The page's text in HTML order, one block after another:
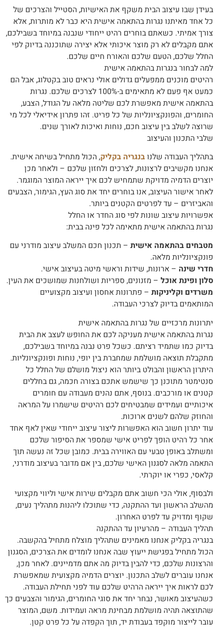
בעידן שבו עיצוב הבית משקף את האישיות, הסטייל והצרכים של
כל אחד מאיתנו נגרות בהתאמה אישית היא כבר לא מותרות, אלא
צורך אמיתי. כשאתם בוחרים רהיט ייחודי שנבנה במיוחד בשבילכם,
אתם מקבלים לא רק מוצר איכותי אלא יצירה שתוכננה בדיוק לפי
החלל שלכם, הטעם שלכם והאורח חיים שלכם.
למה לבחור בנגרות בהתאמה אישית
רהיטים מוכנים ממפעלים גדולים אולי נראים טוב בקטלוג, אבל הם
כמעט אף פעם לא מתאימים ב-100% לצרכים שלכם. נגרות
בהתאמה אישית מאפשרת לכם שליטה מלאה על הגודל, הצבע,
החומרים, והפונקציונליות של כל פריט. זהו פתרון אידיאלי לכל מי
שרוצה לשלב בין עיצוב חכם, נוחות ואיכות לאורך שנים.
שלבי התכנון והעיצוב
בתהליך העבודה שלנובנגריה בקליק, הכול מתחיל בשיחה אישית.
אנחנו מקשיבים לרצונות, לצרכים ולחזון שלכם – ולאחר מכן
יוצרים הדמיה מדויקת שתמחיש לכם איך ייראה המוצר המוגמר.
לאחר אישור העיצוב, אנו בוחרים יחד את סוג העץ, הגימור, הצבעים
והאביזרים – עד לפרטים הקטנים ביותר.
אפשרויות עיצוב שונות לפי סוג החדר או החלל
נגרות בהתאמה אישית מתאימה לכל פינה בבית:
מטבחים בהתאמה אישית – תכנון חכם המשלב עיצוב מודרני עם
פונקציונליות מלאה.
חדרי שינה – ארונות, שידות וראשי מיטה בעיצוב אישי.
סלון ופינת אוכל – מזנונים, ספריות ושולחנות שמושכים את העין.
משרדים וקליניקות – פתרונות אחסון ועיצוב מקצועיים
המותאמים בדיוק לצרכי העבודה.
יתרונות מרכזיים של נגרות בהתאמה אישית
נגרות בהתאמה אישית מעניקה לכם את החופש לעצב את הבית
בדיוק כמו שתמיד רציתם. כשכל פרט נבנה במיוחד בשבילכם,
מתקבלת תוצאה מושלמת שמחברת בין יופי, נוחות ופונקציונליות.
היתרון הראשון והבולט ביותר הוא ניצול מושלם של החלל כל
סנטימטר מתוכנן כך שישמש אתכם בצורה חכמה, גם בחללים
קטנים או מורכבים. בנוסף, אתם נהנים מעבודה עם חומרים
איכותיים ועמידים שמבטיחים לכם רהיטים שישמרו על המראה
והחוזק שלהם לשנים ארוכות.
עוד יתרון חשוב הוא האפשרות ליצור עיצוב ייחודי שאין לאף אחד
אחר כל רהיט הופך לפריט אישי שמספר את הסיפור שלכם
ומשתלב באופן טבעי עם האווירה בבית. כמובן שכל זה נעשה תוך
התאמה מלאה לסגנון האישי שלכם, בין אם מדובר בעיצוב מודרני,
קלאסי, כפרי או יוקרתי.
ולבסוף, אולי הכי חשוב אתם מקבלים שירות אישי וליווי מקצועי
מהשלב הראשון ועד ההתקנה, כדי שתוכלו ליהנות מתהליך נעים,
שקוף ומדויק עד לפרט האחרון.
תהליך העבודה – מהרעיון עד ההתקנה
בנגריה בקליק אנחנו מאמינים שתהליך מוצלח מתחיל בהקשבה.
הכול מתחיל בפגישת ייעוץ שבה אנחנו לומדים את הצרכים, הסגנון
והרצונות שלכם, כדי להבין בדיוק מה אתם מדמיינים. לאחר מכן,
אנחנו עוברים לשלב התכנון. יוצרים הדמיה מקצועית שמאפשרת
לכם לראות איך ייראה הרהיט שלכם עוד לפני תחילת העבודה.
כשהעיצוב מאושר, נבחר יחד את סוגי החומרים, הגימור והצבעים כך
שהתוצאה תהיה מושלמת מבחינת מראה ועמידות. משם, המוצר
עובר לייצור מוקפד בעבודת יד, תוך הקפדה על כל פרט קטן.